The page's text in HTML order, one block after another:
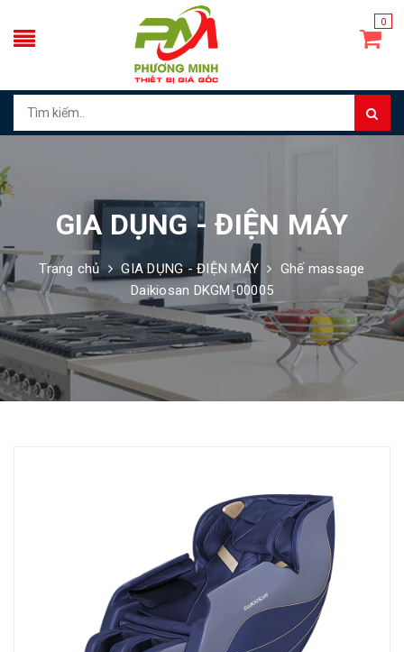
0
GIA DỤNG - ĐIỆN MÁY
Trang chủ GIA DỤNG - ĐIỆN MÁY
Ghế massage
Daikiosan DKGM-00005